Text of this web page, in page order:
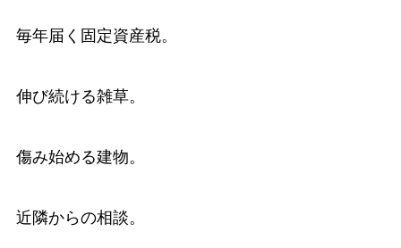
毎年届く固定資産税。
伸び続ける雑草。
傷み始める建物。
近隣からの相談。